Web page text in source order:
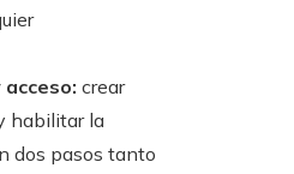
crear
habilitar la
dos pasos tanto